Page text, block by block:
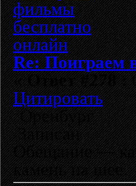
Re: Поиграем
«Ответ #278 :
Цитировать
Оренбург
Записан
Обещание —
камень на шее.